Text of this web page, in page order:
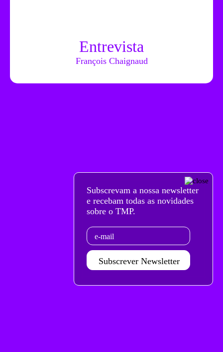
Entrevista
François Chaignaud
Subscrevam a nossa newsletter
e recebam todas as novidades
sobre o TMP.
Email
Subscrever Newsletter